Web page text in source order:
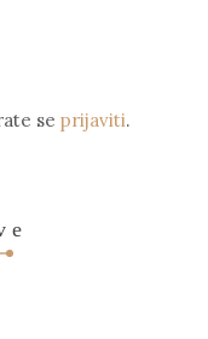
se prijaviti.